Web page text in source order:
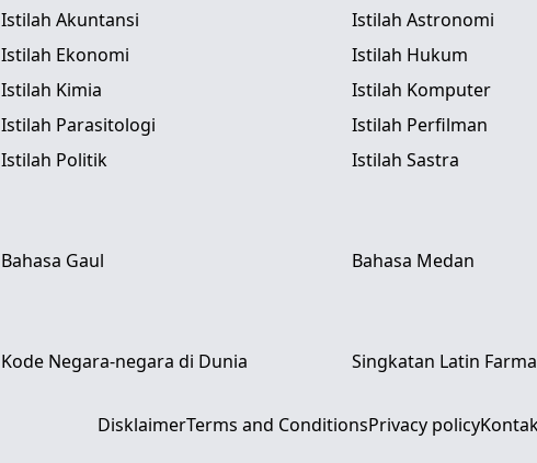
Istilah Akuntansi Istilah Astronomi
Istilah Ekonomi Istilah Hukum
Istilah Kimia Istilah Komputer
Istilah Parasitologi Istilah Perfilman
Istilah Politik Istilah Sastra
Bahasa Gaul Bahasa Medan
Kode Negara-negara di Dunia Singkatan Latin
DisklaimerTerms and ConditionsPrivacy policy